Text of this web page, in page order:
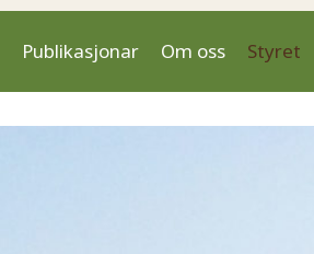
Publikasjonar Om oss Styret